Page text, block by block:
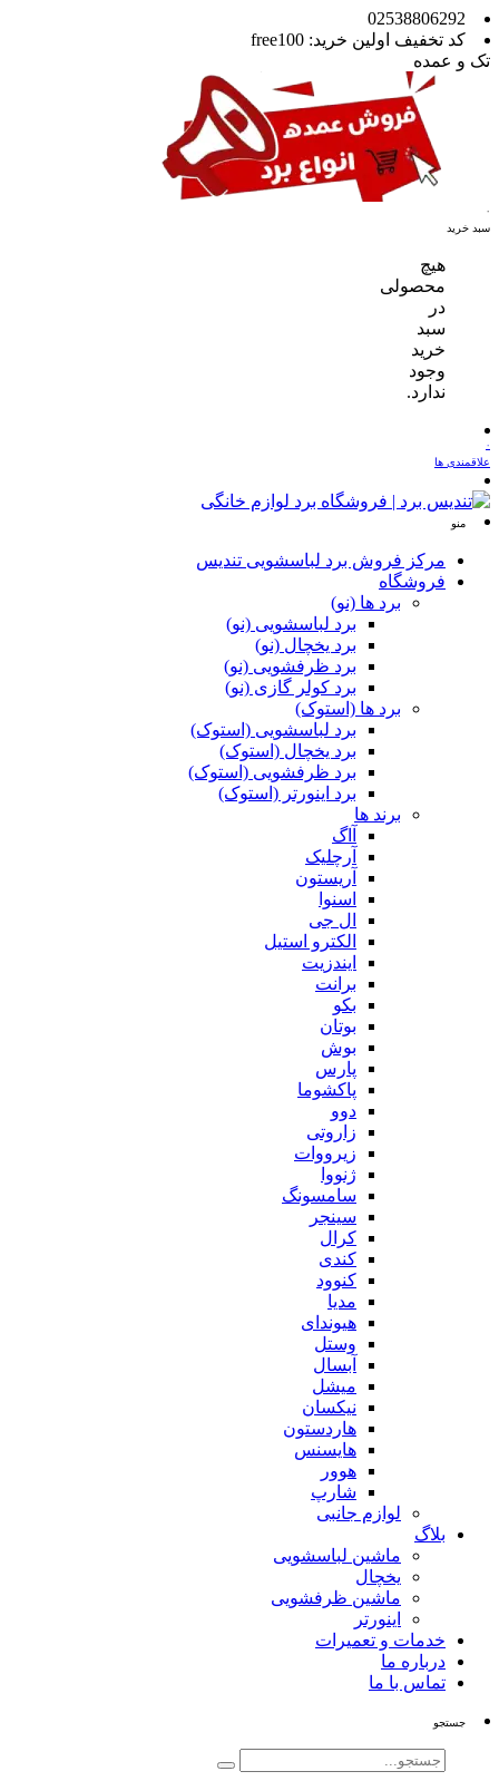
02538806292
کد تخفیف اولین خرید: free100
تک و عمده
۰
سبد خرید
هیچ
محصولی
در
سبد
خرید
وجود
ندارد.
۰
علاقمندی ها
منو
مرکز فروش برد لباسشویی تندیس
فروشگاه
برد ها (نو)
برد لباسشویی (نو)
برد یخچال (نو)
برد ظرفشویی (نو)
برد کولر گازی (نو)
برد ها (استوک)
برد لباسشویی (استوک)
برد یخچال (استوک)
برد ظرفشویی (استوک)
برد اینورتر (استوک)
برند ها
آاگ
آرچلیک
آریستون
اسنوا
ال جی
الکترو استیل
ایندزیت
برانت
بکو
بوتان
بوش
پارس
پاکشوما
دوو
زاروتی
زیرووات
ژنووا
سامسونگ
سینجر
کرال
کندی
کنوود
مدیا
هیوندای
وستل
آبسال
میشل
نیکسان
هاردستون
هایسنس
هوور
شارپ
لوازم جانبی
بلاگ
ماشین لباسشویی
یخچال
ماشین ظرفشویی
اینورتر
خدمات و تعمیرات
درباره ما
تماس با ما
جستجو